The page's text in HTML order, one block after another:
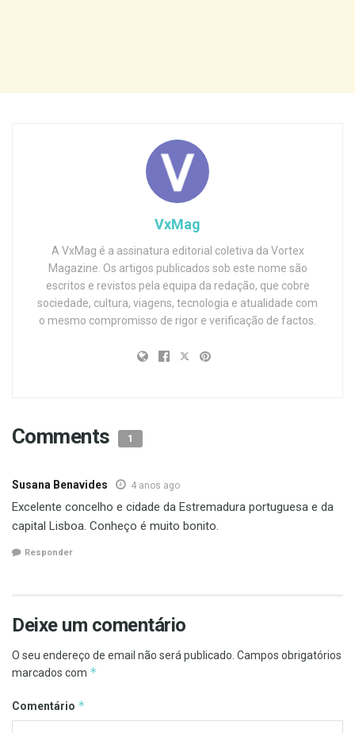
VxMag
A VxMag é a assinatura editorial coletiva da Vortex
Magazine. Os artigos publicados sob este nome são
escritos e revistos pela equipa da redação, que cobre
sociedade, cultura, viagens, tecnologia e atualidade com
o mesmo compromisso de rigor e verificação de factos.
Comments 1
Susana Benavides 4 anos ago
Excelente concelho e cidade da Estremadura portuguesa e da
capital Lisboa. Conheço é muito bonito.
Responder
Deixe um comentário
O seu endereço de email não será publicado. Campos obrigatórios
marcados com *
Comentário *